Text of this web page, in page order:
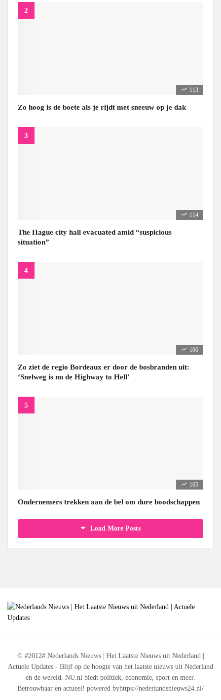
113
Zo hoog is de boete als je rijdt met sneeuw op je dak
114
The Hague city hall evacuated amid “suspicious
situation”
106
Zo ziet de regio Bordeaux er door de bosbranden uit:
‘Snelweg is nu de Highway to Hell’
105
Ondernemers trekken aan de bel om dure boodschappen
Load More Posts
© #2012# Nederlands Nieuws | Het Laatste Nieuws uit Nederland |
Actuele Updates - Blijf op de hoogte van het laatste nieuws uit Nederland
en de wereld. NU.nl biedt politiek, economie, sport en meer.
Betrouwbaar en actueel! powered byhttps://nederlandsnieuws24.nl/